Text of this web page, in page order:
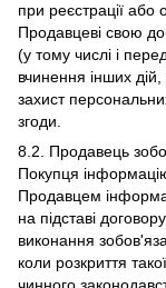
при реєстрації
Продавцеві свою
(у тому числі і
вчинення інших
захист
згоди.
8.2. Продавець
Покупця
Продавцем
на підставі
виконання
коли розкриття